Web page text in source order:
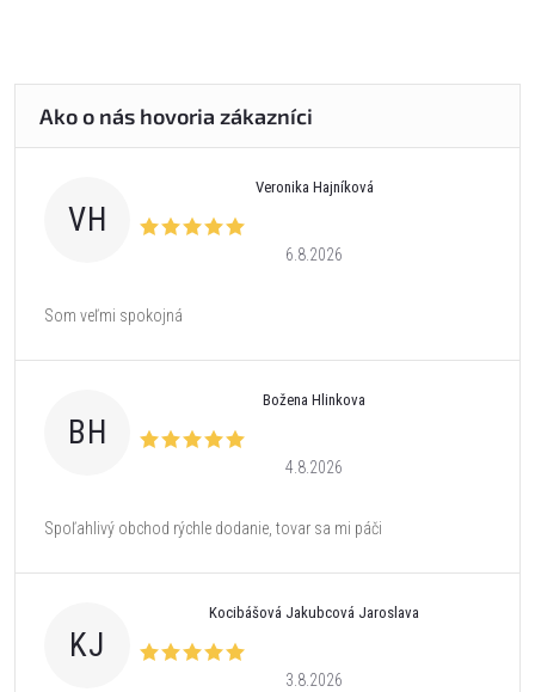
VH
Veronika Hajníková
6.8.2026
Som veľmi spokojná
BH
Božena Hlinkova
4.8.2026
Spoľahlivý obchod rýchle dodanie, tovar sa mi páči
KJ
Kocibášová Jakubcová Jaroslava
3.8.2026